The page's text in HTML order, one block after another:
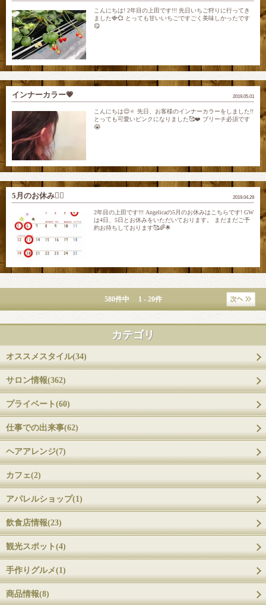
こんにちは! 2年目の上田です!!! 先日いちご狩りに行ってき
ました🍓💞 とっても甘いいちごですごく美味しかったです
😋
2019.05.01
インナーカラー💗
こんにちは😌🔅 先日、お客様のインナーカラーをしました!!
とっても可愛いピンクになりました🥰❤️ ブリーチ必須です
😭
2019.04.29
5月のお休み🙇‍♀️
2年目の上田です!!! Angelicaの5月のお休みはこちらです! GW
は4日、5日とお休みをいただいております。 まだまだご予
約お待ちしております🥰🌈🌟
580件中 1 - 20件
カテゴリ
オススメスタイル(34)
サロン情報(362)
プライベート(60)
仕事での出来事(62)
ヘアアレンジ(7)
カフェ(2)
アパレルショップ(1)
飲食店情報(23)
観光スポット(4)
手作りグルメ(1)
商品情報(8)